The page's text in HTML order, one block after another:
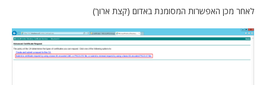
לאחר מכן האפשרות המסומנת באדום (קצת ארוך)